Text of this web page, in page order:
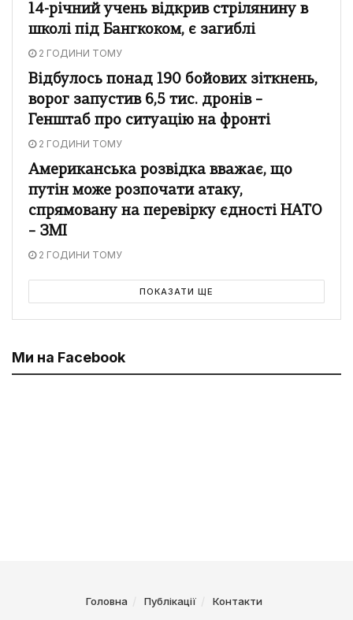
14-річний учень відкрив стрілянину в
школі під Бангкоком, є загиблі
2 ГОДИНИ ТОМУ
Відбулось понад 190 бойових зіткнень,
ворог запустив 6,5 тис. дронів –
Генштаб про ситуацію на фронті
2 ГОДИНИ ТОМУ
Американська розвідка вважає, що
путін може розпочати атаку,
спрямовану на перевірку єдності НАТО
– ЗМІ
2 ГОДИНИ ТОМУ
ПОКАЗАТИ ЩЕ
Ми на Facebook
Головна Публікації Контакти